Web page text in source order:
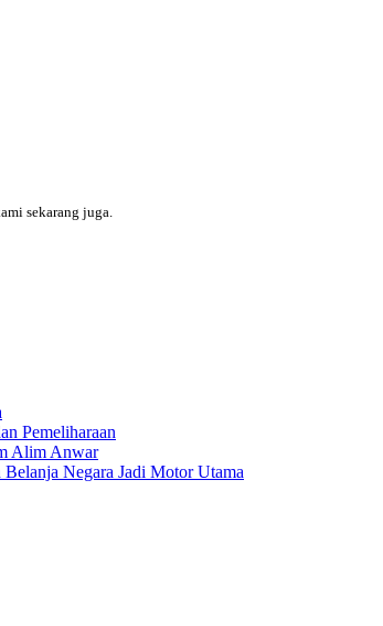
sekarang juga.
Pemeliharaan
Alim Anwar
Negara Jadi Motor Utama